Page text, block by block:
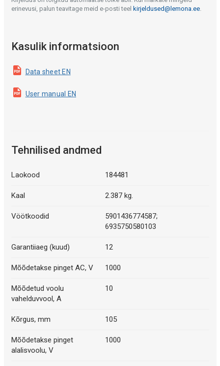
erinevusi, palun teavitage meid e-posti teel kirjeldused@lemona.ee.
Kasulik informatsioon
Data sheet EN
User manual EN
Tehnilised andmed
Laokood 184481
Kaal 2.387 kg.
Vöötkoodid
5901436774587;
6935750580103
Garantiiaeg (kuud) 12
Mõõdetakse pinget AC, V 1000
Mõõdetud voolu
vahelduvvool, A
10
Kõrgus, mm 105
Mõõdetakse pinget
alalisvoolu, V
1000